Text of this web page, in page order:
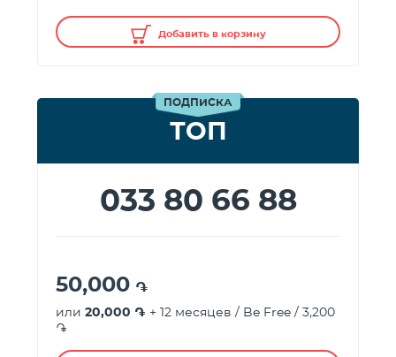
Добавить в корзину
ПОДПИСКА
ТОП
033 80 66 88
50,000 ֏
или 20,000 ֏ + 12 месяцев / Be Free / 3,200
֏